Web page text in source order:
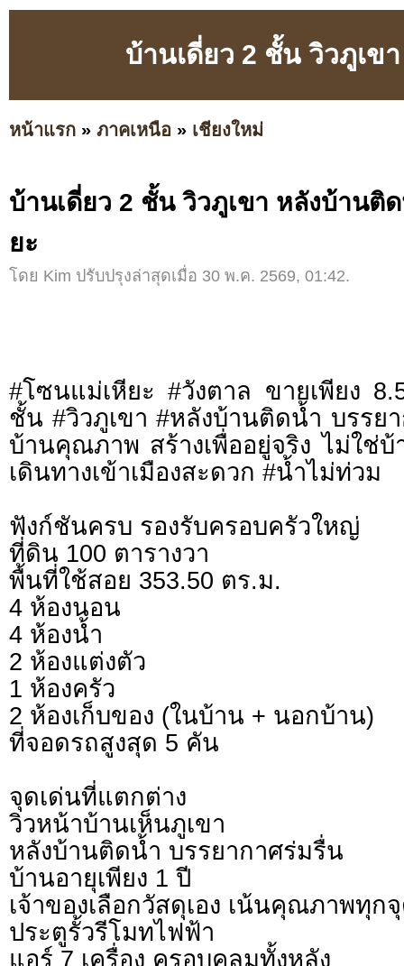
บ้านเดี่ยว 2 ชั้น วิวภูเข
หน้าแรก » ภาคเหนือ » เชียงใหม่
บ้านเดี่ยว 2 ชั้น วิวภูเขา หลังบ้านติ
ยะ
โดย Kim ปรับปรุงล่าสุดเมื่อ 30 พ.ค. 2569, 01:42.
#โซนแม่เหียะ #วังตาล ขายเพียง
ชั้น #วิวภูเขา #หลังบ้านติดน้ำ บรรย
บ้านคุณภาพ สร้างเพื่ออยู่จริง ไม่ใช่บ้
เดินทางเข้าเมืองสะดวก #น้ำไม่ท่วม
ฟังก์ชันครบ รองรับครอบครัวใหญ่
ที่ดิน 100 ตารางวา
พื้นที่ใช้สอย 353.50 ตร.ม.
4 ห้องนอน
4 ห้องน้ำ
2 ห้องแต่งตัว
1 ห้องครัว
2 ห้องเก็บของ (ในบ้าน + นอกบ้าน)
ที่จอดรถสูงสุด 5 คัน
จุดเด่นที่แตกต่าง
วิวหน้าบ้านเห็นภูเขา
หลังบ้านติดน้ำ บรรยากาศร่มรื่น
บ้านอายุเพียง 1 ปี
เจ้าของเลือกวัสดุเอง เน้นคุณภาพทุก
ประตูรั้วรีโมทไฟฟ้า
แอร์ 7 เครื่อง ครอบคลุมทั้งหลัง